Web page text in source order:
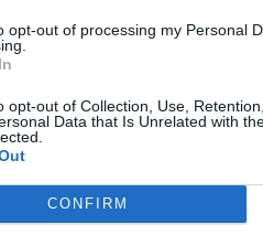
opt-out of processing my Personal
opt-out of Collection, Use,
Data that Is Unrelated with
CONFIRM
Editorial
Privacidade
condições